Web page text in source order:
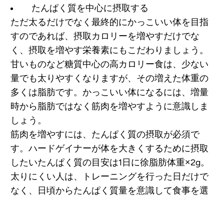
たんぱく質を中心に摂取する
ただ太るだけでなく最終的にかっこいい体を目指
すのであれば、摂取カロリーを増やすだけでな
く、摂取を増やす栄養素にもこだわりましょう。
甘いものなど糖質中心の高カロリー食は、少ない
量でも太りやすくなりますが、その増えた体重の
多くは脂肪です。かっこいい体になるには、増量
時から脂肪ではなく筋肉を増やすように意識しま
しょう。
筋肉を増やすには、たんぱく質の摂取が必須で
す。 ハードゲイナーが体を大きくするために摂取
したいたんぱく質の目安は1日に徐脂肪体重×2g。
太りにくい人は、
トレーニングを行った日だけで
なく、日頃からたんぱく質量を意識して食事を選